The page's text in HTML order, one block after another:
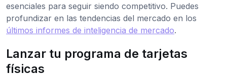
esenciales para seguir siendo competitivo. Puedes
profundizar en las tendencias del mercado en los
últimos informes de inteligencia de mercado.
Lanzar tu programa de tarjetas
físicas